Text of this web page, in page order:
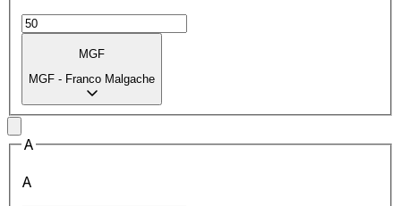
MGF
MGF - Franco Malgache
A
A